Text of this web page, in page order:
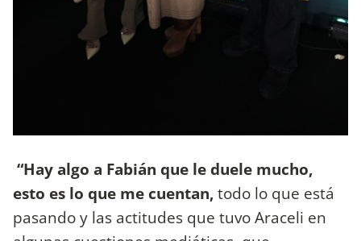
“Hay algo a Fabián que le duele mucho,
esto es lo que me cuentan,todo lo que está
pasando y las actitudes que tuvo Araceli en